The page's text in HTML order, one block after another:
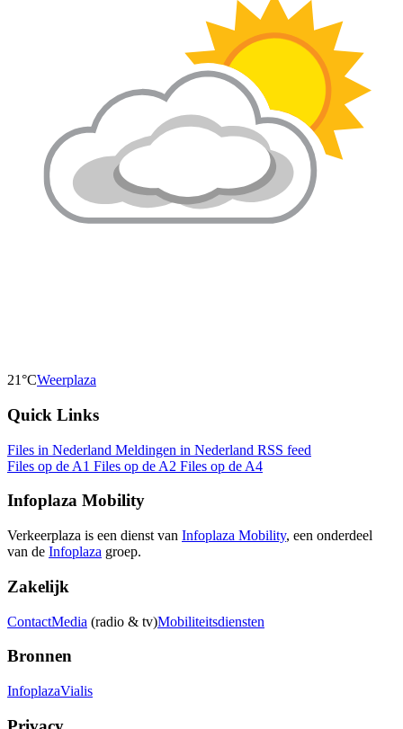
21°CWeerplaza
Quick Links
Files in Nederland Meldingen in Nederland RSS feed
Files op de A1 Files op de A2 Files op de A4
Infoplaza Mobility
Verkeerplaza is een dienst van Infoplaza Mobility, een onderdeel
van de Infoplaza groep.
Zakelijk
ContactMedia (radio & tv)Mobiliteitsdiensten
Bronnen
InfoplazaVialis